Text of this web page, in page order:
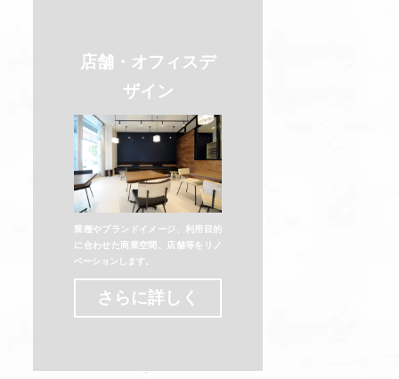
店舗・オフィスデ
ザイン
業種やブランドイメージ、利用目的
に合わせた商業空間、店舗等をリノ
ベーションします。
さらに詳しく